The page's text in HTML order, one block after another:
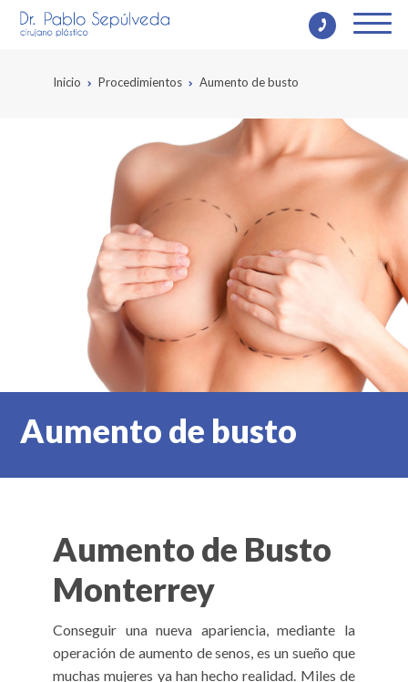
Inicio Procedimientos Aumento de busto
Aumento de busto
Aumento de Busto
Monterrey
Conseguir una nueva apariencia, mediante la
operación de aumento de senos, es un sueño que
muchas mujeres ya han hecho realidad. Miles de